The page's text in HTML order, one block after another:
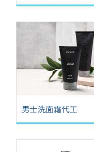
男士洗面霜代工